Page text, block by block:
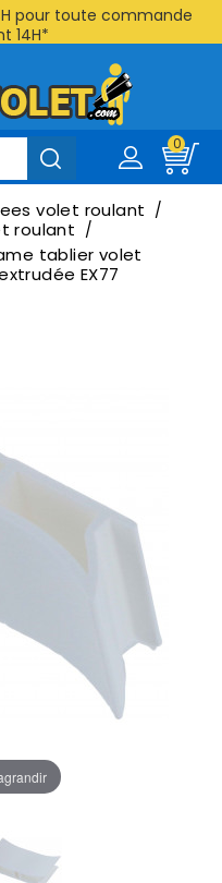
pour toute commande
14H*
0
volet roulant
roulant
tablier volet
EX77